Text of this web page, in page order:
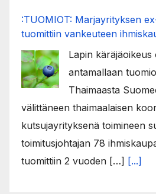
:TUOMIOT: Marjayrityksen
tuomittiin vankeuteen
Lapin käräjäoikeus
antamallaan
Thaimaasta
välittäneen thaimaalaisen
kutsujayrityksenä toimineen
toimitusjohtajan 78
tuomittiin 2 vuoden […] [...]